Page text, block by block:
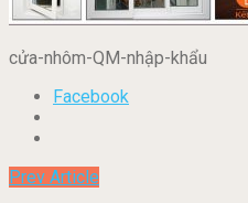
cửa-nhôm-QM-nhập-khẩu
Facebook
Prev Article